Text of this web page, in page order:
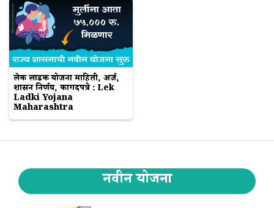
लेक लाडकी योजना माहिती, अर्ज,
शासन निर्णय, कागदपत्रे : Lek
Ladki Yojana
Maharashtra
नवीन योजना